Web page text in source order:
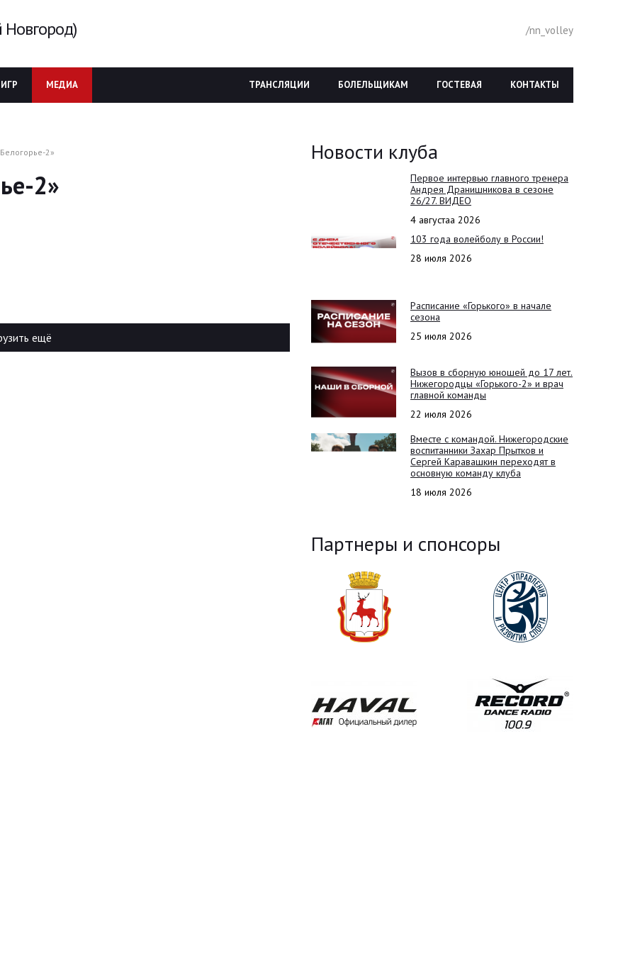
/nn_volley
МЕДИА КОНТАКТЫ
ГОСТЕВАЯ
БОЛЕЛЬЩИКАМ
ТРАНСЛЯЦИИ
2»
2»
ещё
Новости клуба
Первое интервью главного тренера
Андрея Дранишникова в сезоне
26/27. ВИДЕО
4 августаа 2026
103 года волейболу в России!
28 июля 2026
Расписание «Горького» в начале
сезона
25 июля 2026
Вызов в сборную юношей до 17 лет.
Нижегородцы «Горького-2» и врач
главной команды
22 июля 2026
Вместе с командой. Нижегородские
воспитанники Захар Прытков и
Сергей Каравашкин переходят в
основную команду клуба
18 июля 2026
Партнеры и спонсоры